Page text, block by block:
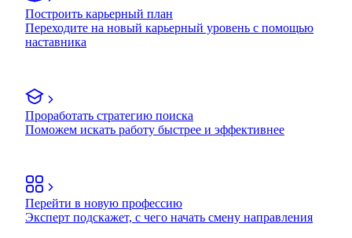
Построить карьерный план
Переходите на новый карьерный уровень с помощью
наставника
Проработать стратегию поиска
Поможем искать работу быстрее и эффективнее
Перейти в новую профессию
Эксперт подскажет, с чего начать смену направления